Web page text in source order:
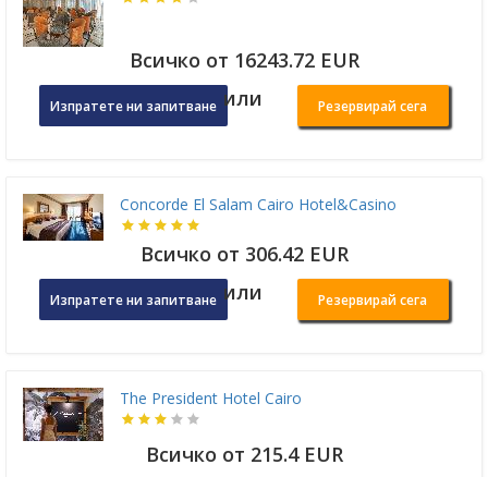
Всичко от 16243.72 EUR
Изпратете ни запитване или Резервирай сега
Concorde El Salam Cairo Hotel&Casino
Всичко от 306.42 EUR
Изпратете ни запитване или Резервирай сега
The President Hotel Cairo
Всичко от 215.4 EUR